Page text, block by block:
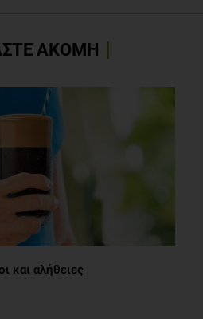
ΑΚΟΜΗ
και αλήθειες